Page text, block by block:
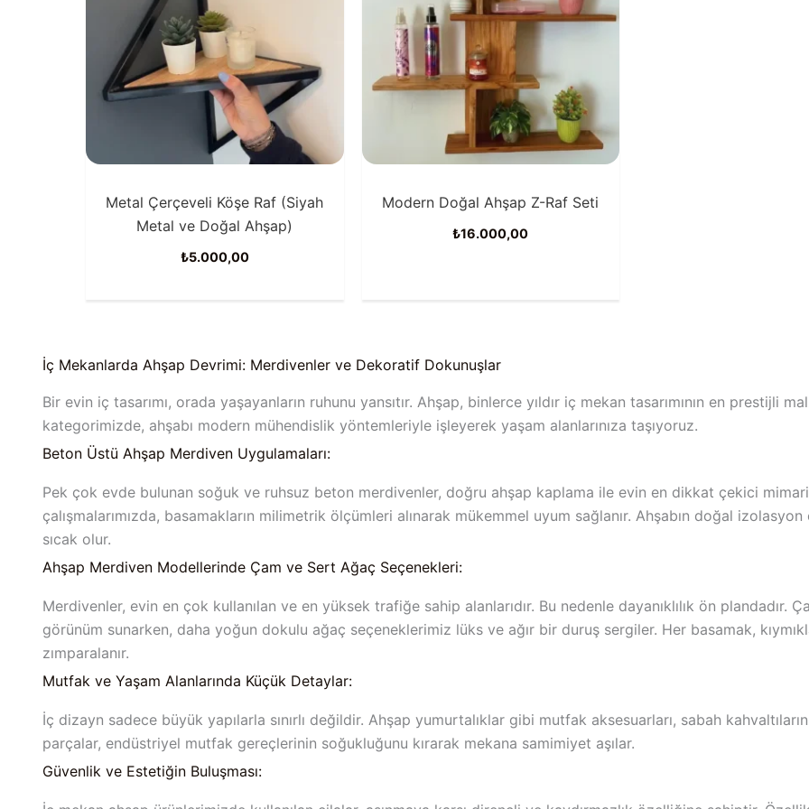
Metal Çerçeveli Köşe Raf (Siyah
Metal ve Doğal Ahşap)
₺5.000,00
Modern Doğal Ahşap Z-Raf Seti
₺16.000,00
İç Mekanlarda Ahşap Devrimi: Merdivenler ve Dekoratif Dokunuşlar
Bir evin iç tasarımı, orada yaşayanların ruhunu yansıtır. Ahşap, binlerce yıldır iç mekan tasarımının en prestijli
kategorimizde, ahşabı modern mühendislik yöntemleriyle işleyerek yaşam alanlarınıza taşıyoruz.
Beton Üstü Ahşap Merdiven Uygulamaları:
Pek çok evde bulunan soğuk ve ruhsuz beton merdivenler, doğru ahşap kaplama ile evin en dikkat çekici
çalışmalarımızda, basamakların milimetrik ölçümleri alınarak mükemmel uyum sağlanır. Ahşabın doğal
sıcak olur.
Ahşap Merdiven Modellerinde Çam ve Sert Ağaç Seçenekleri:
Merdivenler, evin en çok kullanılan ve en yüksek trafiğe sahip alanlarıdır. Bu nedenle dayanıklılık ön
görünüm sunarken, daha yoğun dokulu ağaç seçeneklerimiz lüks ve ağır bir duruş sergiler. Her basamak,
zımparalanır.
Mutfak ve Yaşam Alanlarında Küçük Detaylar:
İç dizayn sadece büyük yapılarla sınırlı değildir. Ahşap yumurtalıklar gibi mutfak aksesuarları, sabah
parçalar, endüstriyel mutfak gereçlerinin soğukluğunu kırarak mekana samimiyet aşılar.
Güvenlik ve Estetiğin Buluşması: